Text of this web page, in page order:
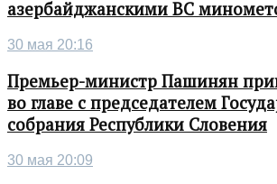
азербайджанскими ВС
30 мая 20:16
Премьер-министр Пашинян
во главе с председателем
собрания Республики Словения
30 мая 20:09